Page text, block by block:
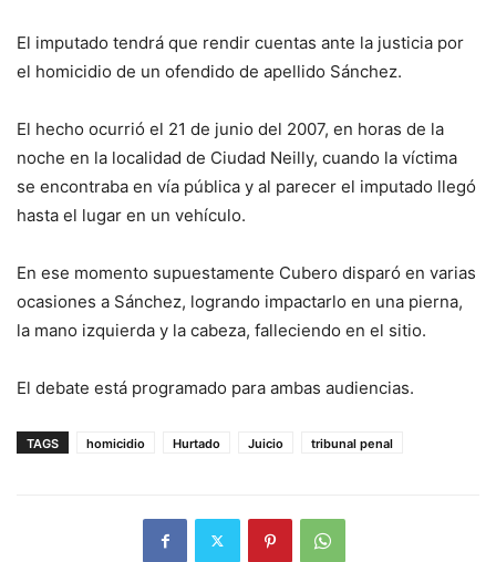
El imputado tendrá que rendir cuentas ante la justicia por
el homicidio de un ofendido de apellido Sánchez.
El hecho ocurrió el 21 de junio del 2007, en horas de la
noche en la localidad de Ciudad Neilly, cuando la víctima
se encontraba en vía pública y al parecer el imputado llegó
hasta el lugar en un vehículo.
En ese momento supuestamente Cubero disparó en varias
ocasiones a Sánchez, logrando impactarlo en una pierna,
la mano izquierda y la cabeza, falleciendo en el sitio.
El debate está programado para ambas audiencias.
TAGS homicidio Hurtado Juicio tribunal penal